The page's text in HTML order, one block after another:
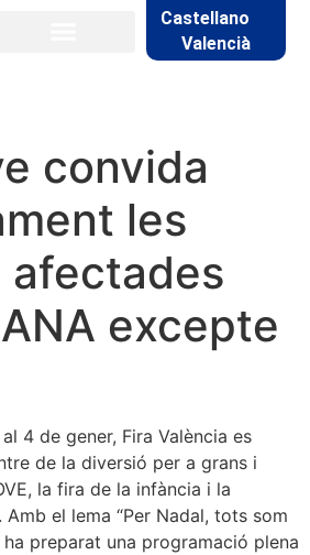
Castellano
Valencià
convida
les
afectades
excepte
4 de gener, Fira València es
de la diversió per a grans i
la fira de la infància i la
el lema “Per Nadal, tots som
ha preparat una programació plena